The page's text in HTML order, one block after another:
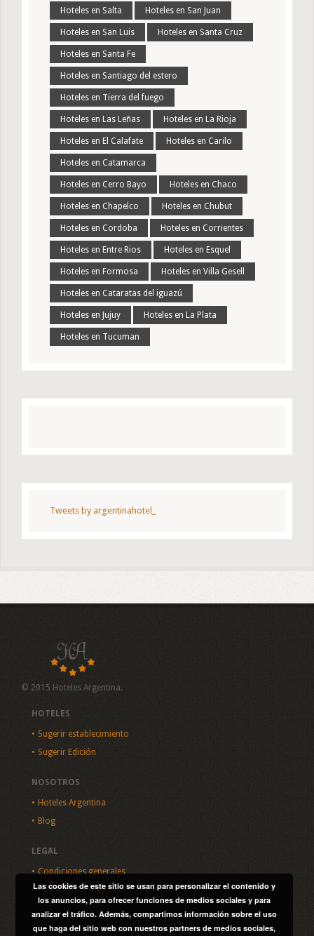
Hoteles en Salta Hoteles en San Juan
Hoteles en San Luis Hoteles en Santa Cruz
Hoteles en Santa Fe
Hoteles en Santiago del estero
Hoteles en Tierra del fuego
Hoteles en Las Leñas Hoteles en La Rioja
Hoteles en El Calafate Hoteles en Carilo
Hoteles en Catamarca
Hoteles en Cerro Bayo Hoteles en Chaco
Hoteles en Chapelco Hoteles en Chubut
Hoteles en Cordoba Hoteles en Corrientes
Hoteles en Entre Rios Hoteles en Esquel
Hoteles en Formosa Hoteles en Villa Gesell
Hoteles en Cataratas del iguazú
Hoteles en Jujuy Hoteles en La Plata
Hoteles en Tucuman
Tweets by argentinahotel_
© 2015 Hoteles Argentina.
HOTELES
Sugerir establecimiento
Sugerir Edición
NOSOTROS
Hoteles Argentina
Blog
LEGAL
Condiciones generales
Política de privacidad
SITIO
Las cookies de este sitio se usan para personalizar el contenido y
los anuncios, para ofrecer funciones de medios sociales y para
analizar el tráfico. Además, compartimos información sobre el uso
que haga del sitio web con nuestros partners de medios sociales,